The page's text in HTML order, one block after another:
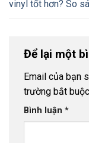
vinyl tốt hơn? So
Để lại một
Email của bạn
trường bắt
Bình luận *